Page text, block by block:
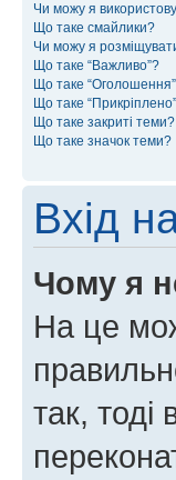
Чи можу я
Що таке смайлики?
Чи можу я
Що таке “Важливо”?
Що таке
Що таке
Що таке закриті теми?
Що таке значок теми?
Вхід
Чому я
На це
так, тоді